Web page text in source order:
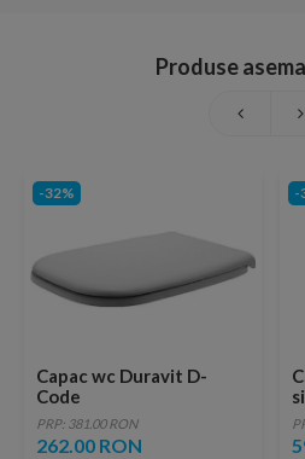
Produse
-32%
Capac wc Duravit D-
Code
PRP: 381.00 RON
262.00 RON
-